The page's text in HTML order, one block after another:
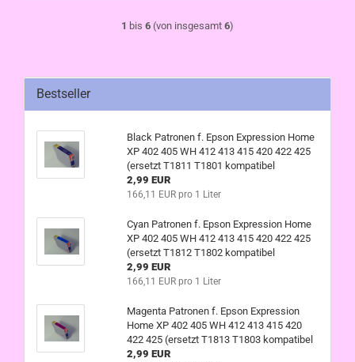
1 bis 6 (von insgesamt 6)
Bestseller
Black Patronen f. Epson Expression Home
XP 402 405 WH 412 413 415 420 422 425
(ersetzt T1811 T1801 kompatibel
2,99 EUR
166,11 EUR pro 1 Liter
Cyan Patronen f. Epson Expression Home
XP 402 405 WH 412 413 415 420 422 425
(ersetzt T1812 T1802 kompatibel
2,99 EUR
166,11 EUR pro 1 Liter
Magenta Patronen f. Epson Expression
Home XP 402 405 WH 412 413 415 420
422 425 (ersetzt T1813 T1803 kompatibel
2,99 EUR